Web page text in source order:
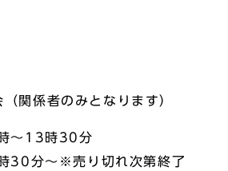
関係者のみとなります）
～13時30分
分～※売り切れ次第終了